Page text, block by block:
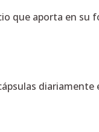
que aporta en su